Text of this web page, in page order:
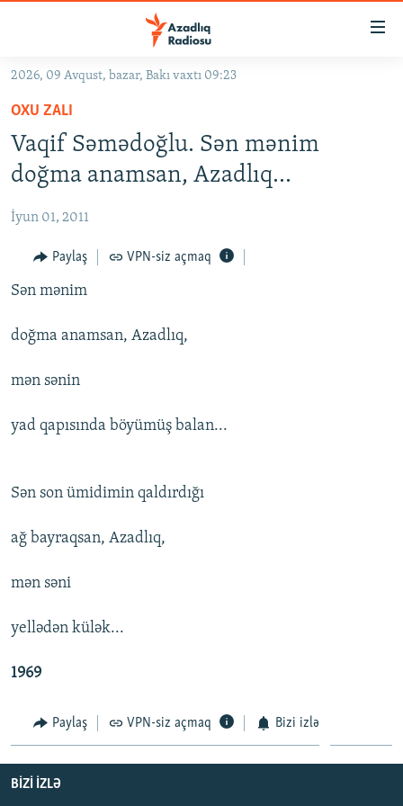
Əsas
qayıt
Əsas
naviqasiyaya
qayıt
Axtarışa
keç
#İZAHLA
KORRUPSIOMETR
#ƏSLINDƏ
FƏRQƏ BAX
QANUNI DOĞRU
ARAŞDIRMA
FOTOQALEREYA
İNFOQRAFIKA
OXU ZALI
AZƏRBAYCAN ƏDƏBIYYATI KITABXANASI
İZ - MƏDƏNIYYƏT PROQRAMI
HAQQIMIZDA
MISSIYAMIZ
MATERIALLARIMIZDAN ISTIFADƏ
BIZIMLƏ ƏLAQƏ
XƏBƏR BÜLLETENLƏRIMIZ
BIZI IZLƏ
2026, 09 Avqust, bazar, Bakı vaxtı 09:23
OXU ZALI
Vaqif Səmədoğlu. Sən mənim
doğma anamsan, Azadlıq...
İyun 01, 2011
Paylaş VPN-siz açmaq
Sən mənim
doğma anamsan, Azadlıq,
mən sənin
yad qapısında böyümüş balan...
Sən son ümidimin qaldırdığı
ağ bayraqsan, Azadlıq,
mən səni
yellədən külək...
1969
Paylaş VPN-siz açmaq Bizi izlə
BIZI IZLƏ